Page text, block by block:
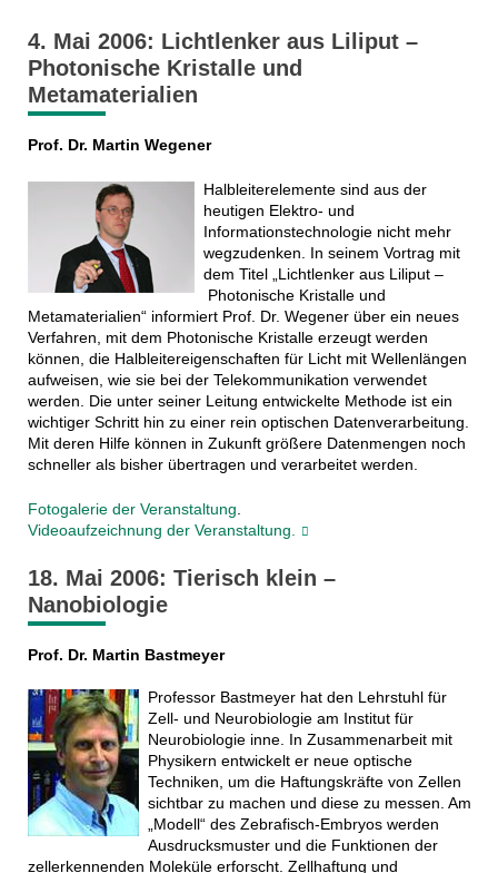
4. Mai 2006: Lichtlenker aus Liliput –
Photonische Kristalle und
Metamaterialien
Prof. Dr. Martin Wegener
Halbleiterelemente sind aus der
heutigen Elektro- und
Informationstechnologie nicht mehr
wegzudenken. In seinem Vortrag mit
dem Titel „Lichtlenker aus Liliput –
Photonische Kristalle und
Metamaterialien“ informiert Prof. Dr. Wegener über ein neues
Verfahren, mit dem Photonische Kristalle erzeugt werden
können, die Halbleitereigenschaften für Licht mit Wellenlängen
aufweisen, wie sie bei der Telekommunikation verwendet
werden. Die unter seiner Leitung entwickelte Methode ist ein
wichtiger Schritt hin zu einer rein optischen Datenverarbeitung.
Mit deren Hilfe können in Zukunft größere Datenmengen noch
schneller als bisher übertragen und verarbeitet werden.
Fotogalerie der Veranstaltung
Videoaufzeichnung der Veranstaltung.
18. Mai 2006: Tierisch klein –
Nanobiologie
Prof. Dr. Martin Bastmeyer
Professor Bastmeyer hat den Lehrstuhl für
Zell- und Neurobiologie am Institut für
Neurobiologie inne. In Zusammenarbeit mit
Physikern entwickelt er neue optische
Techniken, um die Haftungskräfte von Zellen
sichtbar zu machen und diese zu messen. Am
„Modell“ des Zebrafisch-Embryos werden
Ausdrucksmuster und die Funktionen der
zellerkennenden Moleküle erforscht. Zellhaftung und